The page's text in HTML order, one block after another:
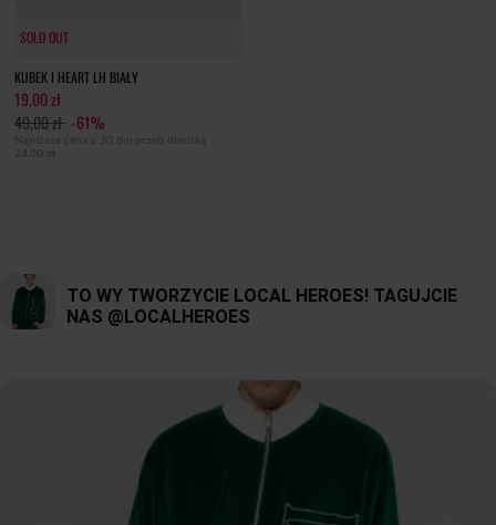
SOLD OUT
SOLD OUT
KUBEK I HEART LH BIAŁY
19,00 zł
49,00 zł -61%
Najniższa cena z 30 dni przed obniżką
24,00 zł